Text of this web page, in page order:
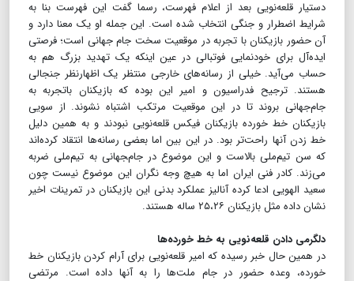
دستیار قلعه‌نویی بعد از اعلام فهرست، رسما گفت این فهرست بنا به
شرایط اضطرار و جنگی انتخاب شده است. این جمله او یک معنا دارد و
آن حضور بازیکنان با تجربه در موقعیت سخت جام جهانی است؛ فرصتی
ایده‌آل برای خودنمایی فوتبالی در عین اینکه یک تهدید بزرگ هم به
حساب می‌آید. خیلی از رسانه‌های خارجی منتظر یک اظهارنظر جنجالی
هستند. ترجیح فدراسیون و امیر این بوده که بازیکنان با‌تجربه به
جام‌جهانی بروند تا در این موقعیت مرتکب اشتباه نشوند. از سویی
بازیکنان خط خورده بازیکنان فیکس قلعه‌نویی نبودند و به همین دلیل
خط زدن آنها راحت‌تر بود. در این بین اما بعضی رسانه‌ها انتقاد کرده‌اند
که سن تیم‌ملی بالاست و این موضوع در جام‌‍جهانی به تیم‌ملی ضربه
می‌زند. کادر فنی ایران اما به هیچ وجه نگران این موضوع نیست چون
سعید الهویی ادعا کرده آنالیز عملکرد بدنی این بازیکنان در تمرینات اخیر
نشان داده مثل بازیکنان ۲۵،۲۶ ساله هستند.
دلگرمی دادن قلعه‌نویی به خط خورده‌ها
در همین حال خبر رسیده که امیر قلعه‌نویی برای آرام کردن بازیکنان خط
خورده، وعده حضور در جام ملت‌ها را به آنها داده است. مرتضی